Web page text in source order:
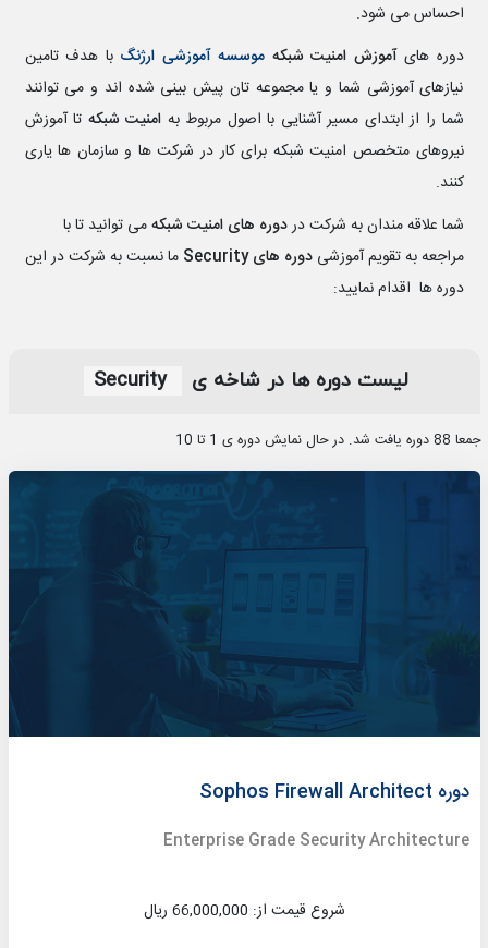
احساس می شود.
دوره های آموزش امنیت شبکه موسسه آموزشی ارژنگ با هدف تامین
نیازهای آموزشی شما و یا مجموعه تان پیش بینی شده اند و می توانند
شما را از ابتدای مسیر آشنایی با اصول مربوط به امنیت شبکه تا آموزش
نیروهای متخصص امنیت شبکه برای کار در شرکت ها و سازمان ها یاری
کنند.
شما علاقه مندان به شرکت دردوره های امنیت شبکهمی توانید تا با
مراجعه به تقویم آموزشیدوره هایSecurity ما نسبت به شرکت در این
دوره ها اقدام نمایید:
لیست دوره‎ ها در شاخه‌ ی Security
جمعا 88 دوره یافت شد. در حال نمایش دوره ی 1 تا 10
دوره Sophos Firewall Architect
Enterprise Grade Security Architecture
شروع قیمت از: 66,000,000 ریال